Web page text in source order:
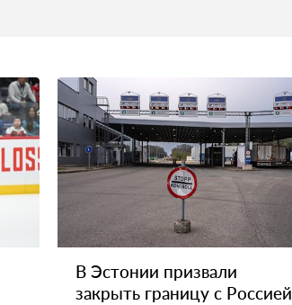
В Эстонии призвали
закрыть границу с Россией